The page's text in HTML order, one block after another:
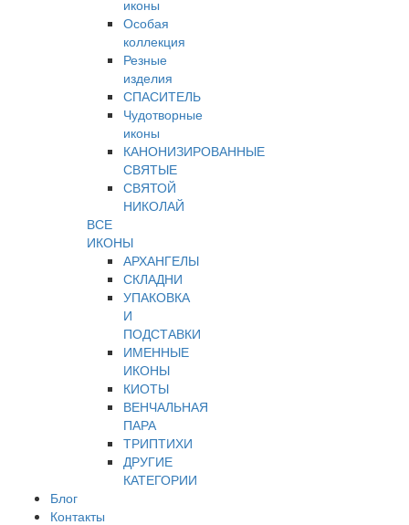
иконы
Особая
коллекция
Резные
изделия
СПАСИТЕЛЬ
Чудотворные
иконы
КАНОНИЗИРОВАННЫЕ
СВЯТЫЕ
СВЯТОЙ
НИКОЛАЙ
ВСЕ
ИКОНЫ
АРХАНГЕЛЫ
СКЛАДНИ
УПАКОВКА
И
ПОДСТАВКИ
ИМЕННЫЕ
ИКОНЫ
КИОТЫ
ВЕНЧАЛЬНАЯ
ПАРА
ТРИПТИХИ
ДРУГИЕ
КАТЕГОРИИ
Блог
Контакты